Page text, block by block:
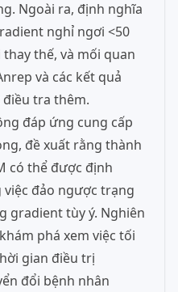
Ngoài ra, định nghĩa
nghỉ ngơi <50
thế, và mối quan
và các kết quả
tra thêm.
đáp ứng cung cấp
đề xuất rằng thành
có thể được định
đảo ngược trạng
gradient tùy ý. Nghiên
phá xem việc tối
gian điều trị
đổi bệnh nhân